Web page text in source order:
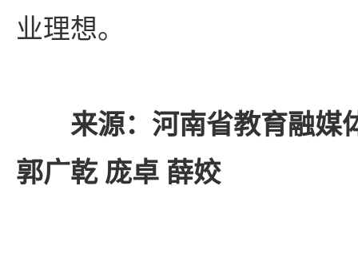
业理想。
来源：河南省教育融媒
郭广乾 庞卓 薛姣